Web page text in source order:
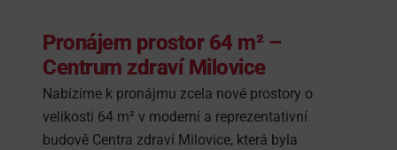
Pronájem prostor 64 m² –
Centrum zdraví Milovice
Nabízíme k pronájmu zcela nové prostory o
velikosti 64 m² v moderní a reprezentativní
budově Centra zdraví Milovice, která byla